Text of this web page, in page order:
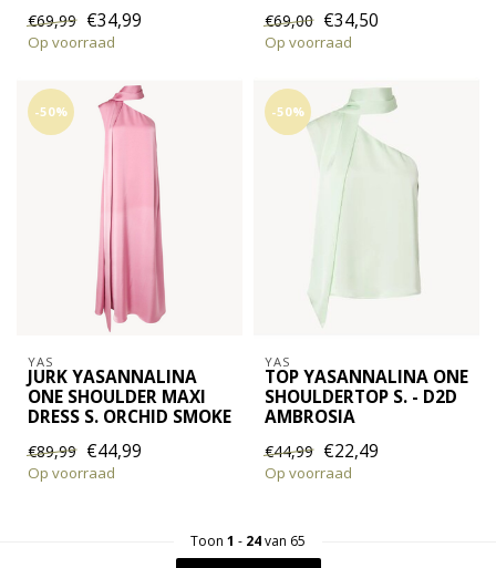
€69,99 €34,99
Op voorraad
€69,00 €34,50
Op voorraad
-50%
YAS
JURK YASANNALINA
ONE SHOULDER MAXI
DRESS S. ORCHID SMOKE
€89,99 €44,99
Op voorraad
-50%
YAS
TOP YASANNALINA ONE
SHOULDERTOP S. - D2D
AMBROSIA
€44,99 €22,49
Op voorraad
Toon 1 - 24van 65